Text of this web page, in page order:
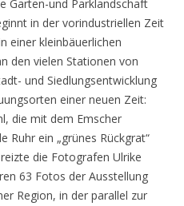
Garten-und Parklandschaft
in der vorindustriellen Zeit
einer kleinbäuerlichen
den vielen Stationen von
und Siedlungsentwicklung
einer neuen Zeit:
die mit dem Emscher
Ruhr ein „grünes Rückgrat“
die Fotografen Ulrike
63 Fotos der Ausstellung
Region, in der parallel zur